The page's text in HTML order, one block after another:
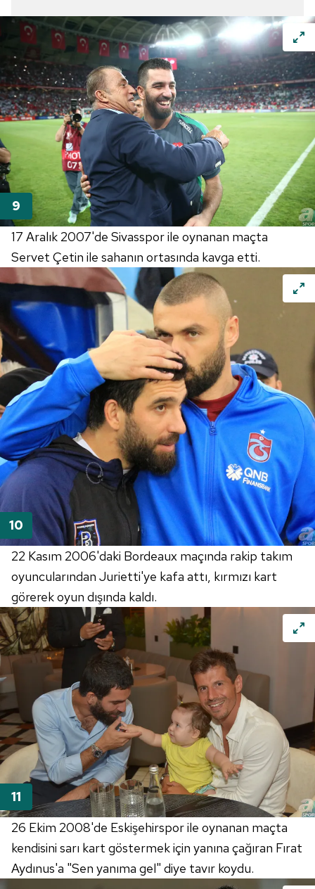
17 Aralık 2007'de Sivasspor ile oynanan maçta
Servet Çetin ile sahanın ortasında kavga etti.
22 Kasım 2006'daki Bordeaux maçında rakip takım
oyuncularından Jurietti'ye kafa attı, kırmızı kart
görerek oyun dışında kaldı.
26 Ekim 2008'de Eskişehirspor ile oynanan maçta
kendisini sarı kart göstermek için yanına çağıran Fırat
Aydınus'a "Sen yanıma gel" diye tavır koydu.